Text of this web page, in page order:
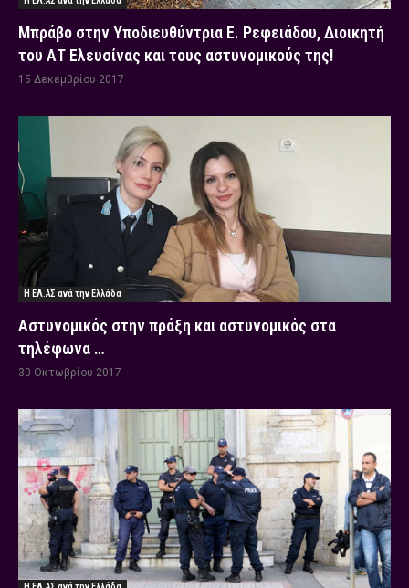
Μπράβο στην Υποδιευθύντρια Ε. Ρεφειάδου, Διοικητή
του ΑΤ Ελευσίνας και τους αστυνομικούς της!
15 Δεκεμβρίου 2017
Η ΕΛ.ΑΣ ανά την Ελλάδα
Αστυνομικός στην πράξη και αστυνομικός στα
τηλέφωνα …
30 Οκτωβρίου 2017